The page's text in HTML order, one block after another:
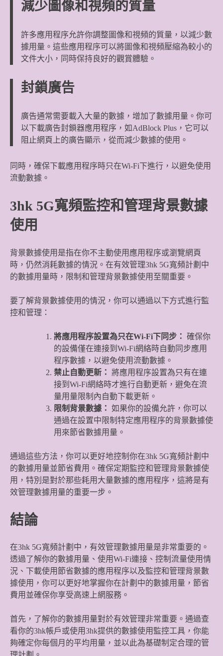
減少圖像和視頻的質量
許多應用程序允許你調整圖像和視頻的質量，以減少數
據用量。這些應用程序可以將圖像和視頻壓縮為較小的
文件大小，同時保持良好的觀賞體驗。
封鎖廣告
廣告通常需要載入大量的數據，增加了數據用量。你可
以下載廣告封鎖器應用程序，如AdBlock Plus，它可以
阻止網頁上的廣告顯示，從而減少數據的使用。
同時，確保下載應用程序時只在Wi-Fi下進行，以避免使用
流動數據。
3hk 5G寬頻監控和管理背景數據
使用
背景數據使用是指在你不主動使用應用程序或瀏覽網頁
時，仍然消耗數據的情況。在有效管理3hk 5G寬頻計劃中
的數據用量時，限制和管理背景數據使用至關重要。
要了解背景數據使用的情況，你可以通過以下方式進行監
控和管理：
將應用程序設置為只在Wi-Fi下同步： 確保你
的設備僅在連接到Wi-Fi網絡時自動同步應用
程序數據，以避免使用流動數據。
禁止自動更新： 將應用程序設置為只有在連
接到Wi-Fi網絡時才進行自動更新，避免在流
量用量限制內自動下載更新。
限制背景數據： 如果你的設備允許，你可以
通過在設置中限制特定應用程序的背景數據使
用來節省數據用量。
通過這些方法，你可以更好地控制你在3hk 5G寬頻計劃中
的數據用量並節省費用。確保定期監控和管理背景數據使
用，特別是對於那些耗用大量數據的應用程序，這將是有
效管理數據用量的重要一步。
結論
在3hk 5G寬頻計劃中，有效管理數據用量是非常重要的。
透過了解你的數據用量、使用Wi-Fi連接、控制流量使用情
況、下載使用節省數據的應用程序以及監控和管理背景數
據使用，你可以更好地掌握你在計劃中的數據用量，節省
費用並確保你享受高速上網服務。
首先，了解你的數據用量對於有效管理非常重要。通過查
看你的3hk帳戶或使用3hk提供的數據使用監控工具，你能
夠確定你每個月的平均用量，並以此為基礎制定合理的管